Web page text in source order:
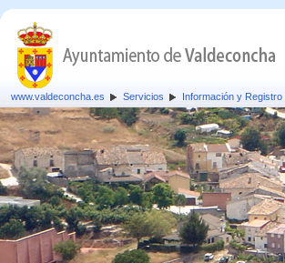
www.valdeconcha.es Servicios Información y Registro